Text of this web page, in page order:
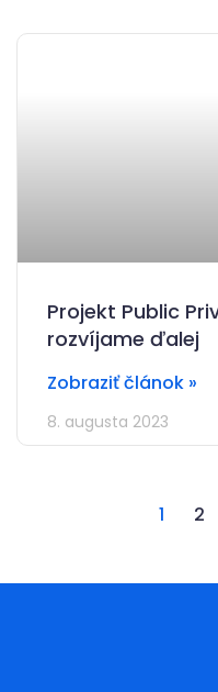
Projekt Public
rozvíjame ďalej
Zobraziť článok »
8. augusta 2023
1 2